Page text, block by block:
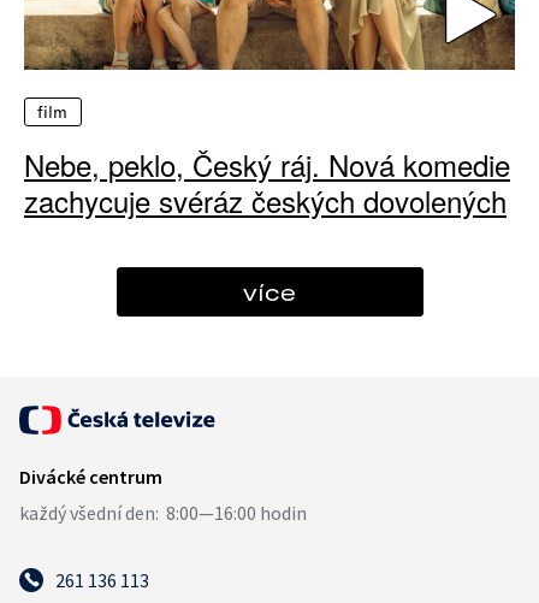
film
Nebe, peklo, Český ráj. Nová komedie
zachycuje svéráz českých dovolených
více
261 136 113